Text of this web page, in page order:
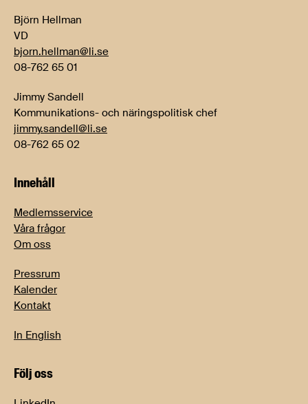
Björn Hellman
VD
bjorn.hellman@li.se
08-762 65 01
Jimmy Sandell
Kommunikations- och näringspolitisk chef
jimmy.sandell@li.se
08-762 65 02
Innehåll
Medlemsservice
Våra frågor
Om oss
Pressrum
Kalender
Kontakt
In English
Följ oss